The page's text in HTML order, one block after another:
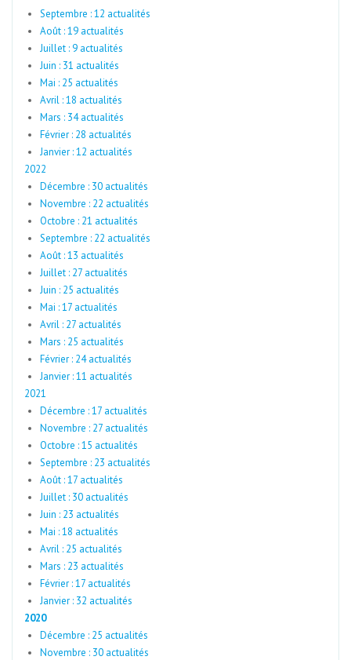
Septembre : 12 actualités
Août : 19 actualités
Juillet : 9 actualités
Juin : 31 actualités
Mai : 25 actualités
Avril : 18 actualités
Mars : 34 actualités
Février : 28 actualités
Janvier : 12 actualités
2022
Décembre : 30 actualités
Novembre : 22 actualités
Octobre : 21 actualités
Septembre : 22 actualités
Août : 13 actualités
Juillet : 27 actualités
Juin : 25 actualités
Mai : 17 actualités
Avril : 27 actualités
Mars : 25 actualités
Février : 24 actualités
Janvier : 11 actualités
2021
Décembre : 17 actualités
Novembre : 27 actualités
Octobre : 15 actualités
Septembre : 23 actualités
Août : 17 actualités
Juillet : 30 actualités
Juin : 23 actualités
Mai : 18 actualités
Avril : 25 actualités
Mars : 23 actualités
Février : 17 actualités
Janvier : 32 actualités
2020
Décembre : 25 actualités
Novembre : 30 actualités